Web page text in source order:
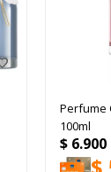
Perfume
100ml
$ 6.900